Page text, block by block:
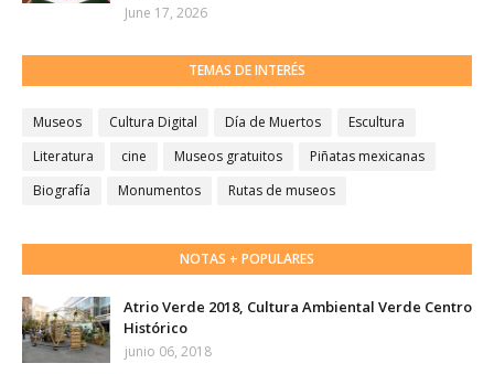
June 17, 2026
TEMAS DE INTERÉS
Museos Cultura Digital Día de Muertos
Escultura
Literatura
cine Museos gratuitos
Piñatas mexicanas
Biografía
Monumentos Rutas de museos
NOTAS + POPULARES
Atrio Verde 2018, Cultura Ambiental Verde Centro
Histórico
junio 06, 2018